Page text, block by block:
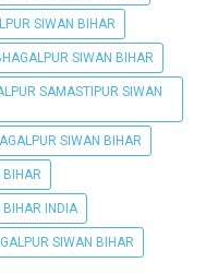
SIWAN BIHAR
SIWAN BIHAR
SAMASTIPUR SIWAN
SIWAN BIHAR
BIHAR
BIHAR INDIA
SIWAN BIHAR